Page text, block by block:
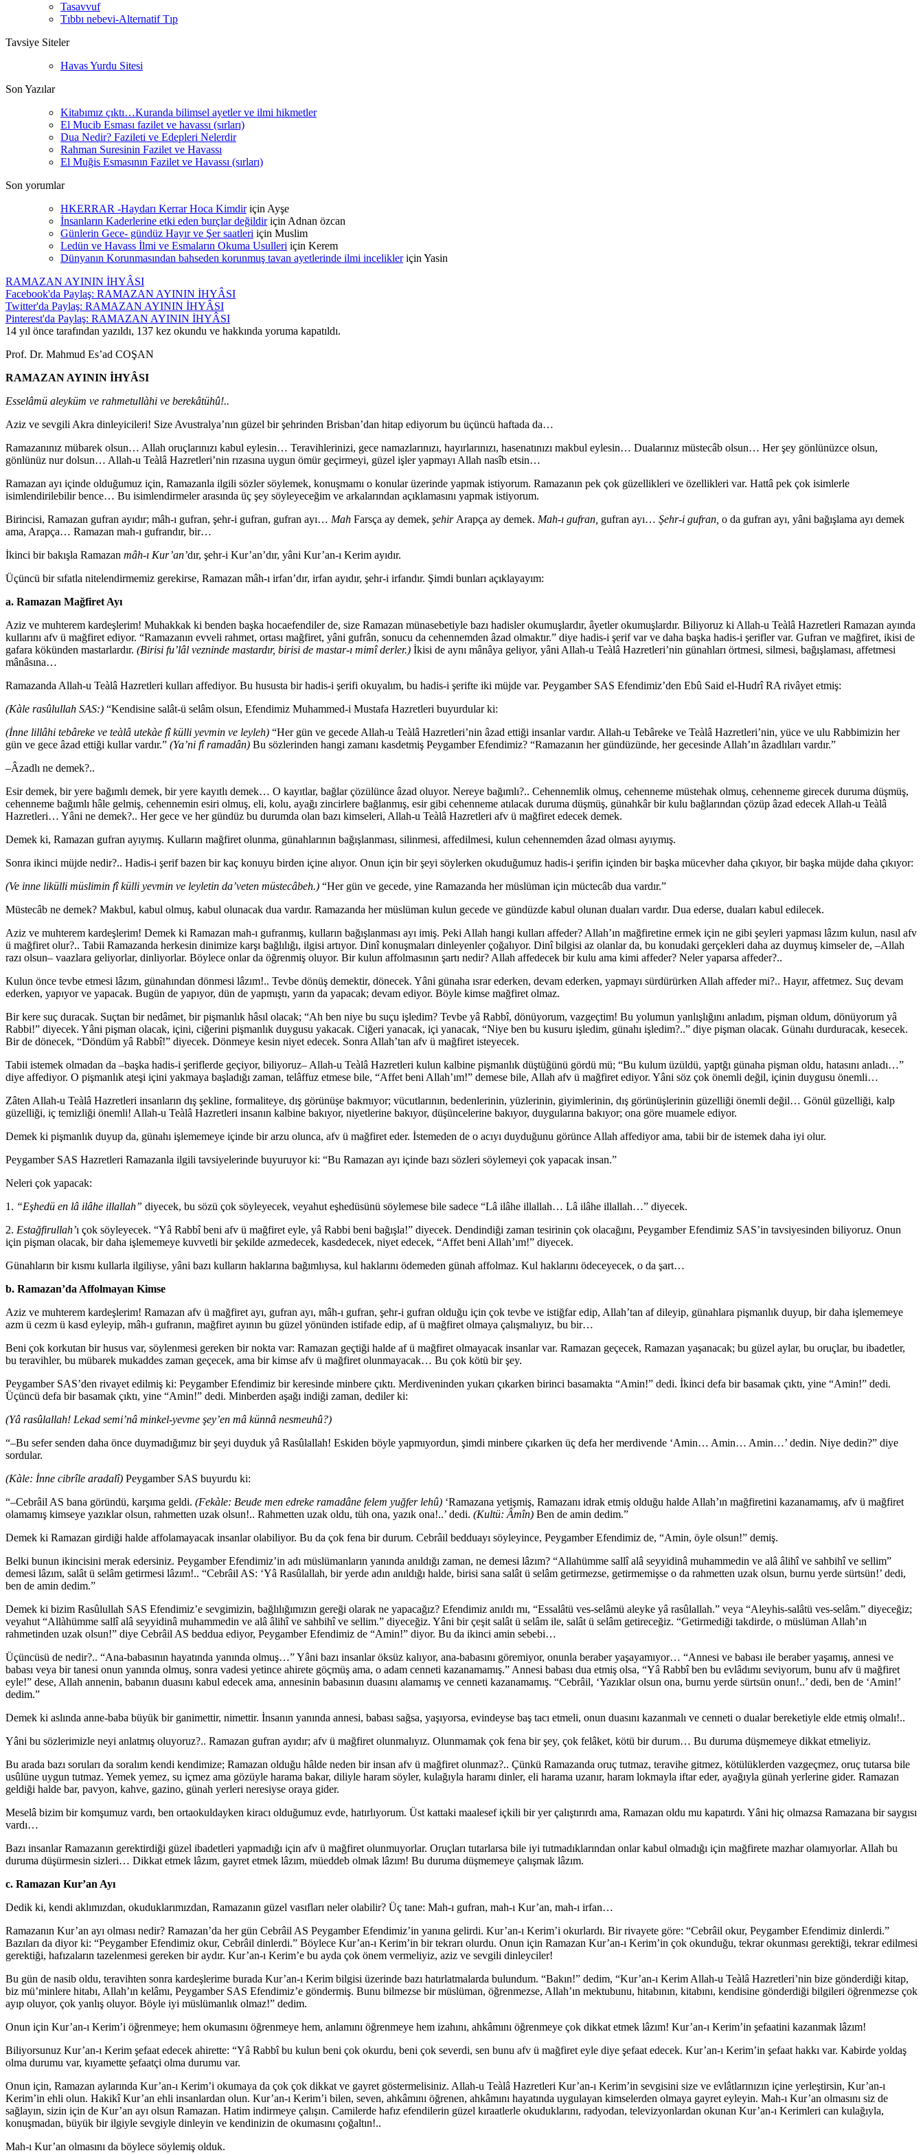
Tasavvuf
Tıbbı nebevi-Alternatif Tıp
Tavsiye Siteler
Havas Yurdu Sitesi
Son Yazılar
Kitabımız çıktı…Kuranda bilimsel ayetler ve ilmi hikmetler
El Mucib Esması fazilet ve havassı (sırları)
Dua Nedir? Fazileti ve Edepleri Nelerdir
Rahman Suresinin Fazilet ve Havassı
El Muğis Esmasının Fazilet ve Havassı (sırları)
Son yorumlar
HKERRAR -Haydarı Kerrar Hoca Kimdiriçin Ayşe
İnsanların Kaderlerine etki eden burçlar değildiriçin Adnan özcan
Günlerin Gece- gündüz Hayır ve Şer saatleri için Muslim
Ledün ve Havass İlmi ve Esmaların Okuma Usulleri için Kerem
Dünyanın Korunmasından bahseden korunmuş tavan ayetlerinde ilmi incelikleriçin Yasin
RAMAZAN AYININ İHYÂSI
Facebook'da Paylaş: RAMAZAN AYININ İHYÂSI
Twitter'da Paylaş: RAMAZAN AYININ İHYÂSI
Pinterest'da Paylaş: RAMAZAN AYININ İHYÂSI
14 yıl önce tarafından yazıldı, 137 kez okundu ve hakkında yoruma kapatıldı.
Prof. Dr. Mahmud Es’ad COŞAN
RAMAZAN AYININ İHYÂSI
Esselâmü aleyküm ve rahmetullàhi ve berekâtühû!..
Aziz ve sevgili Akra dinleyicileri! Size Avustralya’nın güzel bir şehrinden Brisban’dan hitap ediyorum bu üçüncü haftada da…
Ramazanınız mübarek olsun… Allah oruçlarınızı kabul eylesin… Teravihlerinizi, gece namazlarınızı, hayırlarınızı, hasenatınızı makbul eylesin… Dualarınız müstecâb olsun… Her şey gönlünüzce olsun,
gönlünüz nur dolsun… Allah-u Teàlâ Hazretleri’nin rızasına uygun ömür geçirmeyi, güzel işler yapmayı Allah nasîb etsin…
Ramazan ayı içinde olduğumuz için, Ramazanla ilgili sözler söylemek, konuşmamı o konular üzerinde yapmak istiyorum. Ramazanın pek çok güzellikleri ve özellikleri var. Hattâ pek çok isimlerle
isimlendirilebilir bence… Bu isimlendirmeler arasında üç şey söyleyeceğim ve arkalarından açıklamasını yapmak istiyorum.
Birincisi, Ramazan gufran ayıdır; mâh-ı gufran, şehr-i gufran, gufran ayı… Mah Farsça ay demek, şehir Arapça ay demek. Mah-ı gufran, gufran ayı… Şehr-i gufran, o da gufran ayı, yâni bağışlama ayı demek
ama, Arapça… Ramazan mah-ı gufrandır, bir…
İkinci bir bakışla Ramazan mâh-ı Kur’an’dır, şehr-i Kur’an’dır, yâni Kur’an-ı Kerim ayıdır.
Üçüncü bir sıfatla nitelendirmemiz gerekirse, Ramazan mâh-ı irfan’dır, irfan ayıdır, şehr-i irfandır. Şimdi bunları açıklayayım:
a. Ramazan Mağfiret Ayı
Aziz ve muhterem kardeşlerim! Muhakkak ki benden başka hocaefendiler de, size Ramazan münasebetiyle bazı hadisler okumuşlardır, âyetler okumuşlardır. Biliyoruz ki Allah-u Teàlâ Hazretleri Ramazan ayında
kullarını afv ü mağfiret ediyor. “Ramazanın evveli rahmet, ortası mağfiret, yâni gufrân, sonucu da cehennemden âzad olmaktır.” diye hadis-i şerif var ve daha başka hadis-i şerifler var. Gufran ve mağfiret, ikisi de
gafara kökünden mastarlardır. (Birisi fu’lâl vezninde mastardır, birisi de mastar-ı mimî derler.) İkisi de aynı mânâya geliyor, yâni Allah-u Teàlâ Hazretleri’nin günahları örtmesi, silmesi, bağışlaması, affetmesi
mânâsına…
Ramazanda Allah-u Teàlâ Hazretleri kulları affediyor. Bu hususta bir hadis-i şerifi okuyalım, bu hadis-i şerifte iki müjde var. Peygamber SAS Efendimiz’den Ebû Said el-Hudrî RA rivâyet etmiş:
(Kàle rasûlullah SAS:) “Kendisine salât-ü selâm olsun, Efendimiz Muhammed-i Mustafa Hazretleri buyurdular ki:
(İnne lillâhi tebâreke ve teàlâ utekàe fî külli yevmin ve leyleh) “Her gün ve gecede Allah-u Teàlâ Hazretleri’nin âzad ettiği insanlar vardır. Allah-u Tebâreke ve Teàlâ Hazretleri’nin, yüce ve ulu Rabbimizin her
gün ve gece âzad ettiği kullar vardır.” (Ya’ni fî ramadân) Bu sözlerinden hangi zamanı kasdetmiş Peygamber Efendimiz? “Ramazanın her gündüzünde, her gecesinde Allah’ın âzadlıları vardır.”
–Âzadlı ne demek?..
Esir demek, bir yere bağımlı demek, bir yere kayıtlı demek… O kayıtlar, bağlar çözülünce âzad oluyor. Nereye bağımlı?.. Cehennemlik olmuş, cehenneme müstehak olmuş, cehenneme girecek duruma düşmüş,
cehenneme bağımlı hâle gelmiş, cehennemin esiri olmuş, eli, kolu, ayağı zincirlere bağlanmış, esir gibi cehenneme atılacak duruma düşmüş, günahkâr bir kulu bağlarından çözüp âzad edecek Allah-u Teàlâ
Hazretleri… Yâni ne demek?.. Her gece ve her gündüz bu durumda olan bazı kimseleri, Allah-u Teàlâ Hazretleri afv ü mağfiret edecek demek.
Demek ki, Ramazan gufran ayıymış. Kulların mağfiret olunma, günahlarının bağışlanması, silinmesi, affedilmesi, kulun cehennemden âzad olması ayıymış.
Sonra ikinci müjde nedir?.. Hadis-i şerif bazen bir kaç konuyu birden içine alıyor. Onun için bir şeyi söylerken okuduğumuz hadis-i şerifin içinden bir başka mücevher daha çıkıyor, bir başka müjde daha çıkıyor:
(Ve inne likülli müslimin fî külli yevmin ve leyletin da’veten müstecâbeh.) “Her gün ve gecede, yine Ramazanda her müslüman için müctecâb dua vardır.”
Müstecâb ne demek? Makbul, kabul olmuş, kabul olunacak dua vardır. Ramazanda her müslüman kulun gecede ve gündüzde kabul olunan duaları vardır. Dua ederse, duaları kabul edilecek.
Aziz ve muhterem kardeşlerim! Demek ki Ramazan mah-ı gufranmış, kulların bağışlanması ayı imiş. Peki Allah hangi kulları affeder? Allah’ın mağfiretine ermek için ne gibi şeyleri yapması lâzım kulun, nasıl afv
ü mağfiret olur?.. Tabii Ramazanda herkesin dinimize karşı bağlılığı, ilgisi artıyor. Dinî konuşmaları dinleyenler çoğalıyor. Dinî bilgisi az olanlar da, bu konudaki gerçekleri daha az duymuş kimseler de, –Allah
razı olsun– vaazlara geliyorlar, dinliyorlar. Böylece onlar da öğrenmiş oluyor. Bir kulun affolmasının şartı nedir? Allah affedecek bir kulu ama kimi affeder? Neler yaparsa affeder?..
Kulun önce tevbe etmesi lâzım, günahından dönmesi lâzım!.. Tevbe dönüş demektir, dönecek. Yâni günaha ısrar ederken, devam ederken, yapmayı sürdürürken Allah affeder mi?.. Hayır, affetmez. Suç devam
ederken, yapıyor ve yapacak. Bugün de yapıyor, dün de yapmıştı, yarın da yapacak; devam ediyor. Böyle kimse mağfiret olmaz.
Bir kere suç duracak. Suçtan bir nedâmet, bir pişmanlık hâsıl olacak; “Ah ben niye bu suçu işledim? Tevbe yâ Rabbî, dönüyorum, vazgeçtim! Bu yolumun yanlışlığını anladım, pişman oldum, dönüyorum yâ
Rabbi!” diyecek. Yâni pişman olacak, içini, ciğerini pişmanlık duygusu yakacak. Ciğeri yanacak, içi yanacak, “Niye ben bu kusuru işledim, günahı işledim?..” diye pişman olacak. Günahı durduracak, kesecek.
Bir de dönecek, “Döndüm yâ Rabbî!” diyecek. Dönmeye kesin niyet edecek. Sonra Allah’tan afv ü mağfiret isteyecek.
Tabii istemek olmadan da –başka hadis-i şeriflerde geçiyor, biliyoruz– Allah-u Teàlâ Hazretleri kulun kalbine pişmanlık düştüğünü gördü mü; “Bu kulum üzüldü, yaptğı günaha pişman oldu, hatasını anladı…”
diye affediyor. O pişmanlık ateşi içini yakmaya başladığı zaman, telâffuz etmese bile, “Affet beni Allah’ım!” demese bile, Allah afv ü mağfiret ediyor. Yâni söz çok önemli değil, içinin duygusu önemli…
Zâten Allah-u Teàlâ Hazretleri insanların dış şekline, formaliteye, dış görünüşe bakmıyor; vücutlarının, bedenlerinin, yüzlerinin, giyimlerinin, dış görünüşlerinin güzelliği önemli değil… Gönül güzelliği, kalp
güzelliği, iç temizliği önemli! Allah-u Teàlâ Hazretleri insanın kalbine bakıyor, niyetlerine bakıyor, düşüncelerine bakıyor, duygularına bakıyor; ona göre muamele ediyor.
Demek ki pişmanlık duyup da, günahı işlememeye içinde bir arzu olunca, afv ü mağfiret eder. İstemeden de o acıyı duyduğunu görünce Allah affediyor ama, tabii bir de istemek daha iyi olur.
Peygamber SAS Hazretleri Ramazanla ilgili tavsiyelerinde buyuruyor ki: “Bu Ramazan ayı içinde bazı sözleri söylemeyi çok yapacak insan.”
Neleri çok yapacak:
1. “Eşhedü en lâ ilâhe illallah” diyecek, bu sözü çok söyleyecek, veyahut eşhedüsünü söylemese bile sadece “Lâ ilâhe illallah… Lâ ilâhe illallah…” diyecek.
2. Estağfirullah’ı çok söyleyecek. “Yâ Rabbî beni afv ü mağfiret eyle, yâ Rabbi beni bağışla!” diyecek. Dendindiği zaman tesirinin çok olacağını, Peygamber Efendimiz SAS’in tavsiyesinden biliyoruz. Onun
için pişman olacak, bir daha işlememeye kuvvetli bir şekilde azmedecek, kasdedecek, niyet edecek, “Affet beni Allah’ım!” diyecek.
Günahların bir kısmı kullarla ilgiliyse, yâni bazı kulların haklarına bağımlıysa, kul haklarını ödemeden günah affolmaz. Kul haklarını ödeceyecek, o da şart…
b. Ramazan’da Affolmayan Kimse
Aziz ve muhterem kardeşlerim! Ramazan afv ü mağfiret ayı, gufran ayı, mâh-ı gufran, şehr-i gufran olduğu için çok tevbe ve istiğfar edip, Allah’tan af dileyip, günahlara pişmanlık duyup, bir daha işlememeye
azm ü cezm ü kasd eyleyip, mâh-ı gufranın, mağfiret ayının bu güzel yönünden istifade edip, af ü mağfiret olmaya çalışmalıyız, bu bir…
Beni çok korkutan bir husus var, söylenmesi gereken bir nokta var: Ramazan geçtiği halde af ü mağfiret olmayacak insanlar var. Ramazan geçecek, Ramazan yaşanacak; bu güzel aylar, bu oruçlar, bu ibadetler,
bu teravihler, bu mübarek mukaddes zaman geçecek, ama bir kimse afv ü mağfiret olunmayacak… Bu çok kötü bir şey.
Peygamber SAS’den rivayet edilmiş ki: Peygamber Efendimiz bir keresinde minbere çıktı. Merdiveninden yukarı çıkarken birinci basamakta “Amin!” dedi. İkinci defa bir basamak çıktı, yine “Amin!” dedi.
Üçüncü defa bir basamak çıktı, yine “Amin!” dedi. Minberden aşağı indiği zaman, dediler ki:
(Yâ rasûlallah! Lekad semi’nâ minkel-yevme şey’en mâ künnâ nesmeuhû?)
“–Bu sefer senden daha önce duymadığımız bir şeyi duyduk yâ Rasûlallah! Eskiden böyle yapmıyordun, şimdi minbere çıkarken üç defa her merdivende ‘Amin… Amin… Amin…’ dedin. Niye dedin?” diye
sordular.
(Kàle: İnne cibrîle aradalî) Peygamber SAS buyurdu ki:
“–Cebrâil AS bana göründü, karşıma geldi. (Fekàle: Beude men edreke ramadâne felem yuğfer lehû) ‘Ramazana yetişmiş, Ramazanı idrak etmiş olduğu halde Allah’ın mağfiretini kazanamamış, afv ü mağfiret
olamamış kimseye yazıklar olsun, rahmetten uzak olsun!.. Rahmetten uzak oldu, tüh ona, yazık ona!..’ dedi. (Kultü: Âmîn) Ben de amin dedim.”
Demek ki Ramazan girdiği halde affolamayacak insanlar olabiliyor. Bu da çok fena bir durum. Cebrâil bedduayı söyleyince, Peygamber Efendimiz de, “Amin, öyle olsun!” demiş.
Belki bunun ikincisini merak edersiniz. Peygamber Efendimiz’in adı müslümanların yanında anıldığı zaman, ne demesi lâzım? “Allahümme sallî alâ seyyidinâ muhammedin ve alâ âlihî ve sahbihî ve sellim”
demesi lâzım, salât ü selâm getirmesi lâzım!.. “Cebrâil AS: ‘Yâ Rasûlallah, bir yerde adın anıldığı halde, birisi sana salât ü selâm getirmezse, getirmemişse o da rahmetten uzak olsun, burnu yerde sürtsün!’ dedi,
ben de amin dedim.”
Demek ki bizim Rasûlullah SAS Efendimiz’e sevgimizin, bağlılığımızın gereği olarak ne yapacağız? Efendimiz anıldı mı, “Essalâtü ves-selâmü aleyke yâ rasûlallah.” veya “Aleyhis-salâtü ves-selâm.” diyeceğiz;
veyahut “Allàhümme sallî alâ seyyidinâ muhammedin ve alâ âlihî ve sahbihî ve sellim.” diyeceğiz. Yâni bir çeşit salât ü selâm ile, salât ü selâm getireceğiz. “Getirmediği takdirde, o müslüman Allah’ın
rahmetinden uzak olsun!” diye Cebrâil AS beddua ediyor, Peygamber Efendimiz de “Amin!” diyor. Bu da ikinci amin sebebi…
Üçüncüsü de nedir?.. “Ana-babasının hayatında yanında olmuş…” Yâni bazı insanlar öksüz kalıyor, ana-babasını göremiyor, onunla beraber yaşayamıyor… “Annesi ve babası ile beraber yaşamış, annesi ve
babası veya bir tanesi onun yanında olmuş, sonra vadesi yetince ahirete göçmüş ama, o adam cenneti kazanamamış.” Annesi babası dua etmiş olsa, “Yâ Rabbî ben bu evlâdımı seviyorum, bunu afv ü mağfiret
eyle!” dese, Allah annenin, babanın duasını kabul edecek ama, annesinin babasının duasını alamamış ve cenneti kazanamamış. “Cebrâil, ‘Yazıklar olsun ona, burnu yerde sürtsün onun!..’ dedi, ben de ‘Amin!’
dedim.”
Demek ki aslında anne-baba büyük bir ganimettir, nimettir. İnsanın yanında annesi, babası sağsa, yaşıyorsa, evindeyse baş tacı etmeli, onun duasını kazanmalı ve cenneti o dualar bereketiyle elde etmiş olmalı!..
Yâni bu sözlerimizle neyi anlatmış oluyoruz?.. Ramazan gufran ayıdır; afv ü mağfiret olunmalıyız. Olunmamak çok fena bir şey, çok felâket, kötü bir durum… Bu duruma düşmemeye dikkat etmeliyiz.
Bu arada bazı soruları da soralım kendi kendimize; Ramazan olduğu hâlde neden bir insan afv ü mağfiret olunmaz?.. Çünkü Ramazanda oruç tutmaz, teravihe gitmez, kötülüklerden vazgeçmez, oruç tutarsa bile
usûlüne uygun tutmaz. Yemek yemez, su içmez ama gözüyle harama bakar, diliyle haram söyler, kulağıyla haramı dinler, eli harama uzanır, haram lokmayla iftar eder, ayağıyla günah yerlerine gider. Ramazan
geldiği halde bar, pavyon, kahve, gazino, günah yerleri neresiyse oraya gider.
Meselâ bizim bir komşumuz vardı, ben ortaokuldayken kiracı olduğumuz evde, hatırlıyorum. Üst kattaki maalesef içkili bir yer çalıştırırdı ama, Ramazan oldu mu kapatırdı. Yâni hiç olmazsa Ramazana bir saygısı
vardı…
Bazı insanlar Ramazanın gerektirdiği güzel ibadetleri yapmadığı için afv ü mağfiret olunmuyorlar. Oruçları tutarlarsa bile iyi tutmadıklarından onlar kabul olmadığı için mağfirete mazhar olamıyorlar. Allah bu
duruma düşürmesin sizleri… Dikkat etmek lâzım, gayret etmek lâzım, müeddeb olmak lâzım! Bu duruma düşmemeye çalışmak lâzım.
c. Ramazan Kur’an Ayı
Dedik ki, kendi aklımızdan, okuduklarımızdan, Ramazanın güzel vasıfları neler olabilir? Üç tane: Mah-ı gufran, mah-ı Kur’an, mah-ı irfan…
Ramazanın Kur’an ayı olması nedir? Ramazan’da her gün Cebrâil AS Peygamber Efendimiz’in yanına gelirdi. Kur’an-ı Kerim’i okurlardı. Bir rivayete göre: “Cebrâil okur, Peygamber Efendimiz dinlerdi.”
Bazıları da diyor ki: “Peygamber Efendimiz okur, Cebrâil dinlerdi.” Böylece Kur’an-ı Kerim’in bir tekrarı olurdu. Onun için Ramazan Kur’an-ı Kerim’in çok okunduğu, tekrar okunması gerektiği, tekrar edilmesi
gerektiği, hafızaların tazelenmesi gereken bir aydır. Kur’an-ı Kerim’e bu ayda çok önem vermeliyiz, aziz ve sevgili dinleyciler!
Bu gün de nasib oldu, teravihten sonra kardeşlerime burada Kur’an-ı Kerim bilgisi üzerinde bazı hatırlatmalarda bulundum. “Bakın!” dedim, “Kur’an-ı Kerim Allah-u Teàlâ Hazretleri’nin bize gönderdiği kitap,
biz mü’minlere hitabı, Allah’ın kelâmı, Peygamber SAS Efendimiz’e göndermiş. Bunu bilmezse bir müslüman, öğrenmezse, Allah’ın mektubunu, hitabının, kitabını, kendisine gönderdiği bilgileri öğrenmezse çok
ayıp oluyor, çok yanlış oluyor. Böyle iyi müslümanlık olmaz!” dedim.
Onun için Kur’an-ı Kerim’i öğrenmeye; hem okumasını öğrenmeye hem, anlamını öğrenmeye hem izahını, ahkâmını öğrenmeye çok dikkat etmek lâzım! Kur’an-ı Kerim’in şefaatini kazanmak lâzım!
Biliyorsunuz Kur’an-ı Kerim şefaat edecek ahirette: “Yâ Rabbî bu kulun beni çok okurdu, beni çok severdi, sen bunu afv ü mağfiret eyle diye şefaat edecek. Kur’an-ı Kerim’in şefaat hakkı var. Kabirde yoldaş
olma durumu var, kıyamette şefaatçi olma durumu var.
Onun için, Ramazan aylarında Kur’an-ı Kerim’i okumaya da çok çok dikkat ve gayret göstermelisiniz. Allah-u Teàlâ Hazretleri Kur’an-ı Kerim’in sevgisini size ve evlâtlarınızın içine yerleştirsin, Kur’an-ı
Kerim’in ehli olun. Hakikî Kur’an ehli insanlardan olun. Kur’an-ı Kerim’i bilen, seven, ahkâmını öğrenen, ahkâmını hayatında uygulayan kimselerden olmaya gayret eyleyin. Mah-ı Kur’an olmasını siz de
sağlayın, sizin için de Kur’an ayı olsun Ramazan. Hatim indirmeye çalışın. Camilerde hafız efendilerin güzel kıraatlerle okuduklarını, radyodan, televizyonlardan okunan Kur’an-ı Kerimleri can kulağıyla,
konuşmadan, büyük bir ilgiyle sevgiyle dinleyin ve kendinizin de okumasını çoğaltın!..
Mah-ı Kur’an olmasını da böylece söylemiş olduk.